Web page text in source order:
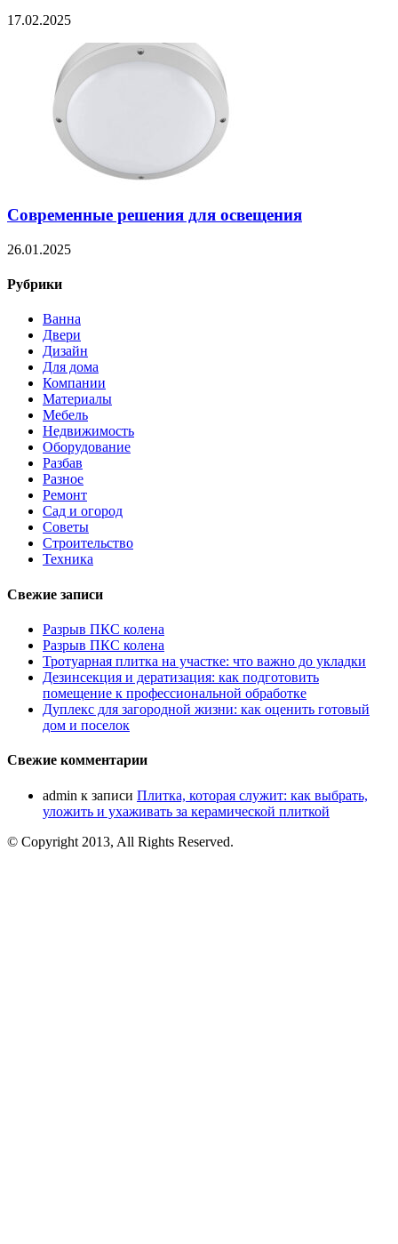
17.02.2025
Современные решения для освещения
26.01.2025
Рубрики
Ванна
Двери
Дизайн
Для дома
Компании
Материалы
Мебель
Недвижимость
Оборудование
Разбав
Разное
Ремонт
Сад и огород
Советы
Строительство
Техника
Свежие записи
Разрыв ПКС колена
Разрыв ПКС колена
Тротуарная плитка на участке: что важно до укладки
Дезинсекция и дератизация: как подготовить
помещение к профессиональной обработке
Дуплекс для загородной жизни: как оценить готовый
дом и поселок
Свежие комментарии
admin к записи Плитка, которая служит: как выбрать,
уложить и ухаживать за керамической плиткой
© Copyright 2013, All Rights Reserved.